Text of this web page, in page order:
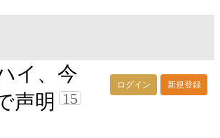
ログイン 新規登録
イ、今
声明
15